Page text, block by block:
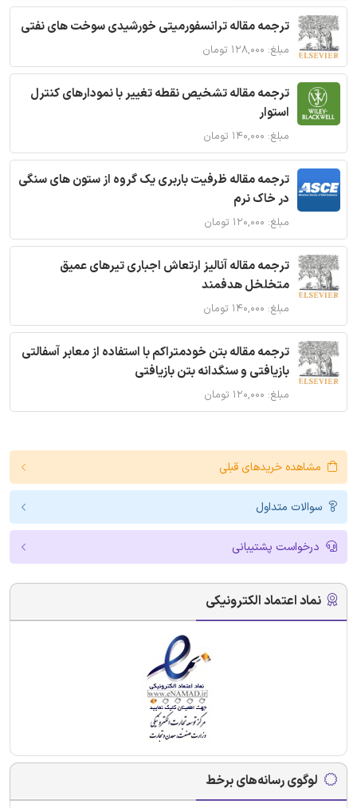
ترجمه مقاله ترانسفورمیتی خورشیدی سوخت های نفتی
مبلغ: ۱۲۸,۰۰۰ تومان
ترجمه مقاله تشخیص نقطه تغییر با نمودارهای کنترل
استوار
مبلغ: ۱۴۰,۰۰۰ تومان
ترجمه مقاله ظرفیت باربری یک گروه از ستون های سنگی
در خاک نرم
مبلغ: ۱۲۰,۰۰۰ تومان
ترجمه مقاله آنالیز ارتعاش اجباری تیرهای عمیق
متخلخل هدفمند
مبلغ: ۱۴۰,۰۰۰ تومان
ترجمه مقاله بتن خودمتراکم با استفاده از معابر آسفالتی
بازیافتی و سنگدانه بتن بازیافتی
مبلغ: ۱۲۰,۰۰۰ تومان
مشاهده خریدهای قبلی
سوالات متداول
درخواست پشتیبانی
نماد اعتماد الکترونیکی
لوگوی رسانه‌های برخط